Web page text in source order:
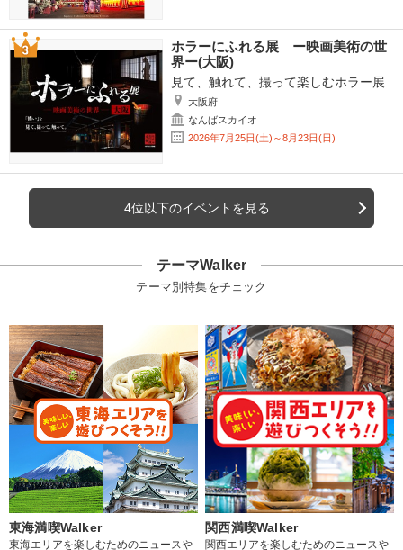
ホラーにふれる展 ー映画美術の世
界ー(大阪)
見て、触れて、撮って楽しむホラー展
大阪府
なんばスカイオ
2026年7月25日(土)～8月23日(日)
4位以下のイベントを見る
テーマWalker
テーマ別特集をチェック
東海満喫Walker
東海エリアを楽しむためのニュースや
関西満喫Walker
関西エリアを楽しむためのニュースや